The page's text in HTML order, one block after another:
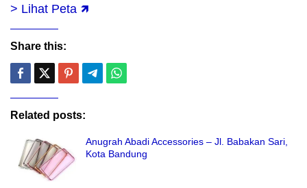
> Lihat Peta 🡽
Share this:
Related posts:
Anugrah Abadi Accessories – Jl. Babakan Sari,
Kota Bandung